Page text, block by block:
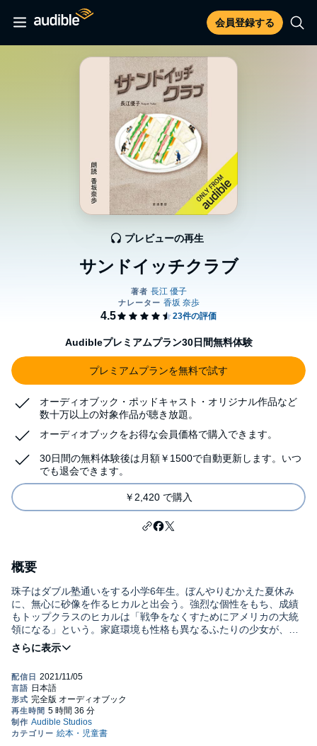
会員登録する
サンドイッチクラブ
プレビューの再生
Audibleプレミアムプラン30日間無料体験
プレミアムプランを無料で試す
オーディオブック・ポッドキャスト・オリジナル作品など
数十万以上の対象作品が聴き放題。
オーディオブックをお得な会員価格で購入できます。
30日間の無料体験後は月額￥1500で自動更新します。いつ
でも退会できます。
￥2,420 で購入
概要
珠子はダブル塾通いをする小学6年生。ぼんやりむかえた夏休み
に、無心に砂像を作るヒカルと出会う。強烈な個性をもち、成績
もトップクラスのヒカルは「戦争をなくすためにアメリカの大統
領になる」という。家庭環境も性格も異なるふたりの少女が、た
がいを受け入れ、まっすぐに世界と向きあっていく姿をさわやか
に描く。©2020 Yuko Nagae (P)2021 Audible,Inc.